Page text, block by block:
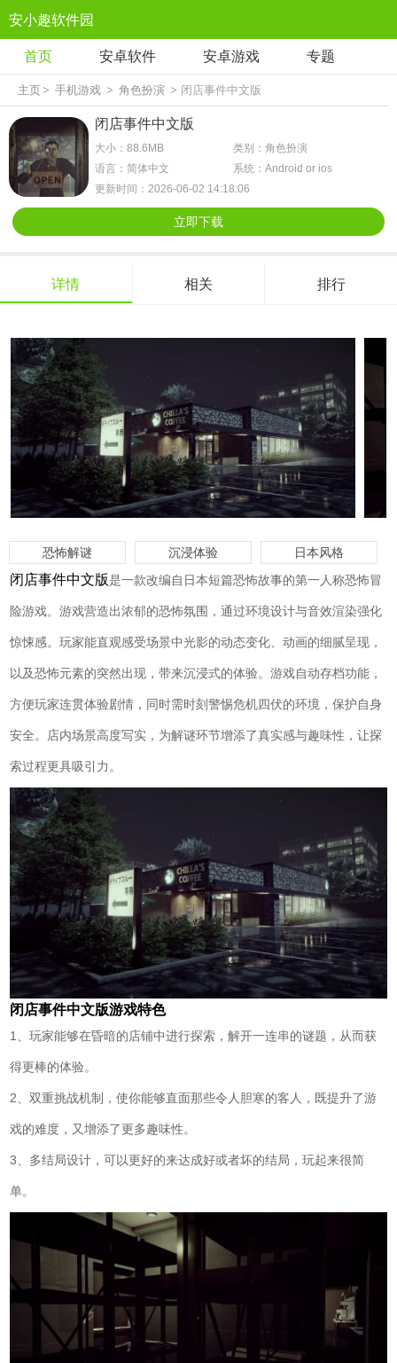
安小趣软件园
首页 安卓软件 安卓游戏 专题
主页> 手机游戏 > 角色扮演 > 闭店事件中文版
闭店事件中文版
大小：88.6MB
类别：角色扮演
语言：简体中文
系统：Android or ios
更新时间：2026-06-02 14:18:06
立即下载
详情 相关 排行
恐怖解谜 沉浸体验 日本风格
闭店事件中文版是一款改编自日本短篇恐怖故事的第一人称恐怖冒
险游戏。游戏营造出浓郁的恐怖氛围，通过环境设计与音效渲染强化
惊悚感。玩家能直观感受场景中光影的动态变化、动画的细腻呈现，
以及恐怖元素的突然出现，带来沉浸式的体验。游戏自动存档功能，
方便玩家连贯体验剧情，同时需时刻警惕危机四伏的环境，保护自身
安全。店内场景高度写实，为解谜环节增添了真实感与趣味性，让探
索过程更具吸引力。
闭店事件中文版游戏特色
1、玩家能够在昏暗的店铺中进行探索，解开一连串的谜题，从而获
得更棒的体验。
2、双重挑战机制，使你能够直面那些令人胆寒的客人，既提升了游
戏的难度，又增添了更多趣味性。
3、多结局设计，可以更好的来达成好或者坏的结局，玩起来很简
单。